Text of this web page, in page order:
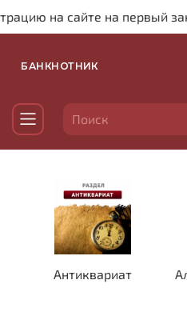
на сайте на первый заказ
БАНКНОТНИК
Антиквариат